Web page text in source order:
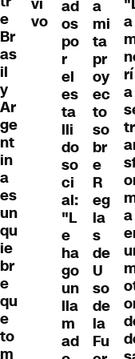
e
Br
as
il
y
Ar
ge
nt
in
a
es
un
qu
ie
br
e
qu
e
to
m
vi
vo
ad
os
po
r
el
es
ta
lli
do
so
ci
al:
"L
e
ha
go
un
lla
m
ad
a
mi
ta
pr
oy
ec
to
so
br
e
R
eg
la
s
de
U
so
de
la
Fu
a
rí
a
tr
a